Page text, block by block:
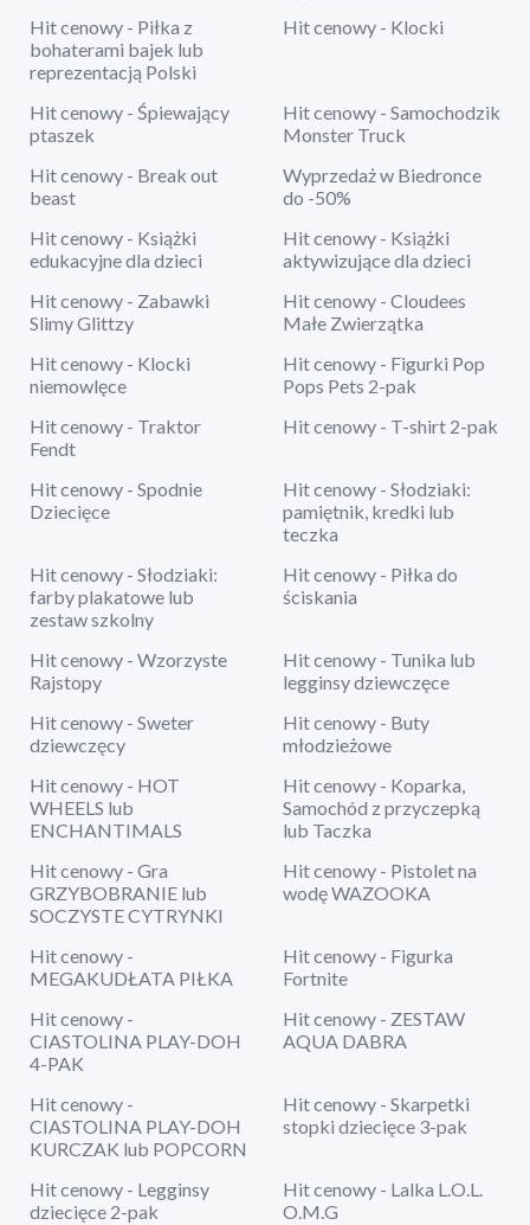
Hit cenowy - Piłka z
bohaterami bajek lub
reprezentacją Polski
Hit cenowy - Klocki
Hit cenowy - Śpiewający
ptaszek
Hit cenowy - Samochodzik
Monster Truck
Hit cenowy - Break out
beast
Wyprzedaż w Biedronce
do -50%
Hit cenowy - Książki
edukacyjne dla dzieci
Hit cenowy - Książki
aktywizujące dla dzieci
Hit cenowy - Zabawki
Slimy Glittzy
Hit cenowy - Cloudees
Małe Zwierzątka
Hit cenowy - Klocki
niemowlęce
Hit cenowy - Figurki Pop
Pops Pets 2-pak
Hit cenowy - Traktor
Fendt
Hit cenowy - T-shirt 2-pak
Hit cenowy - Spodnie
Dziecięce
Hit cenowy - Słodziaki:
pamiętnik, kredki lub
teczka
Hit cenowy - Słodziaki:
farby plakatowe lub
zestaw szkolny
Hit cenowy - Piłka do
ściskania
Hit cenowy - Wzorzyste
Rajstopy
Hit cenowy - Tunika lub
legginsy dziewczęce
Hit cenowy - Sweter
dziewczęcy
Hit cenowy - Buty
młodzieżowe
Hit cenowy - HOT
WHEELS lub
ENCHANTIMALS
Hit cenowy - Koparka,
Samochód z przyczepką
lub Taczka
Hit cenowy - Gra
GRZYBOBRANIE lub
SOCZYSTE CYTRYNKI
Hit cenowy - Pistolet na
wodę WAZOOKA
Hit cenowy -
MEGAKUDŁATA PIŁKA
Hit cenowy - Figurka
Fortnite
Hit cenowy -
CIASTOLINA PLAY-DOH
4-PAK
Hit cenowy - ZESTAW
AQUA DABRA
Hit cenowy -
CIASTOLINA PLAY-DOH
KURCZAK lub POPCORN
Hit cenowy - Skarpetki
stopki dziecięce 3-pak
Hit cenowy - Legginsy
dziecięce 2-pak
Hit cenowy - Lalka L.O.L.
O.M.G